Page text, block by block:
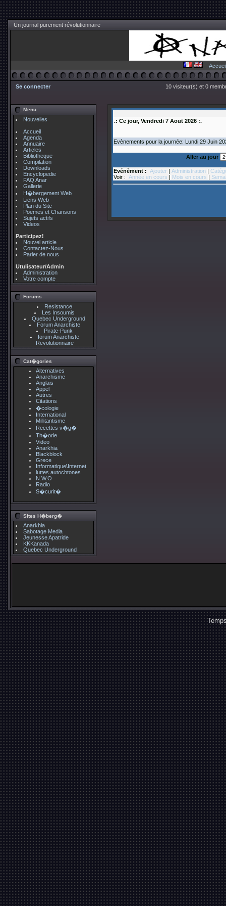
Un journal purement révolutionnaire
Accueil
Se connecter 10 visiteur(s) et 0
Menu
Nouvelles
Accueil
Agenda
Annuaire
Articles
Bibliotheque
Compilation
Downloads
Encyclopedie
FAQ Anar
Gallerie
H�bergement Web
Liens Web
Plan du Site
Poemes et Chansons
Sujets actifs
Videos
Participez!
Nouvel article
Contactez-Nous
Parler de nous
Utulisateur/Admin
Administration
Votre compte
Forums
Resistance
Les Insoumis
Quebec Underground
Forum Anarchiste
Pirate-Punk
forum Anarchiste
Revolutionnaire
Cat�gories
Alternatives
Anarchisme
Anglais
Appel
Autres
Citations
�cologie
International
Millitantisme
Recettes v�g�
Th�orie
Video
Anarkhia
Blackblock
Grece
Informatique\Internet
luttes autochtones
N.W.O
Radio
S�curit�
Sites H�berg�
Anarkhia
Sabotage Media
Jeunesse Apatride
KKKanada
Quebec Underground
.: Ce jour, Vendredi 7 Aout 2026 :.
Evènements pour la journée: Lundi 29 Juin
Aller au jour
Evénèment : Ajouter | Administration |
Voir : Année en cours | Mois en cours |